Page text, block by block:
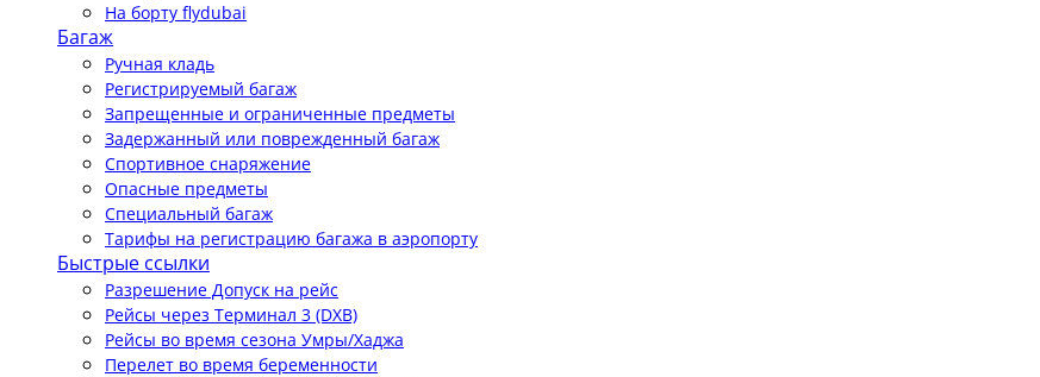
На борту flydubai
Багаж
Ручная кладь
Регистрируемый багаж
Запрещенные и ограниченные предметы
Задержанный или поврежденный багаж
Спортивное снаряжение
Опасные предметы
Специальный багаж
Тарифы на регистрацию багажа в аэропорту
Быстрые ссылки
Разрешение Допуск на рейс
Рейсы через Терминал 3 (DXB)
Рейсы во время сезона Умры/Хаджа
Перелет во время беременности